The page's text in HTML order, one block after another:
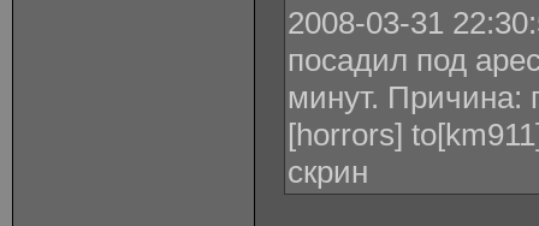
2008-03-31
посадил под
минут. Причина:
[horrors]
скрин